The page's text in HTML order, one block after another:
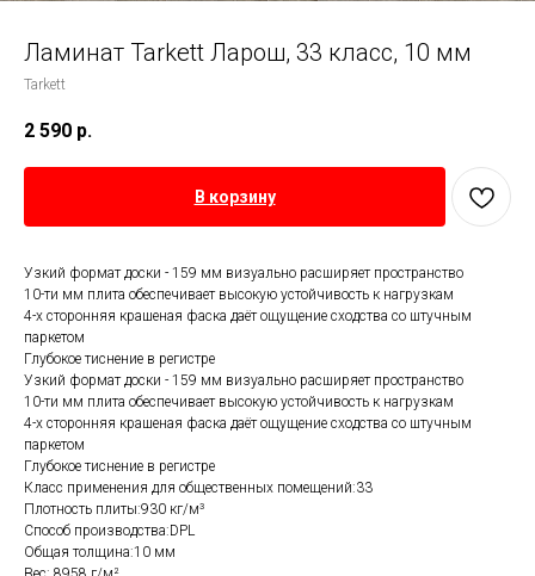
Ламинат Tarkett Ларош, 33 класс, 10 мм
Tarkett
2 590 р.
В корзину
Узкий формат доски - 159 мм визуально расширяет пространство
10-ти мм плита обеспечивает высокую устойчивость к нагрузкам
4-х сторонняя крашеная фаска даёт ощущение сходства со штучным
паркетом
Глубокое тиснение в регистре
Узкий формат доски - 159 мм визуально расширяет пространство
10-ти мм плита обеспечивает высокую устойчивость к нагрузкам
4-х сторонняя крашеная фаска даёт ощущение сходства со штучным
паркетом
Глубокое тиснение в регистре
Класс применения для общественных помещений:33
Плотность плиты:930 кг/м³
Способ производства:DPL
Общая толщина:10 мм